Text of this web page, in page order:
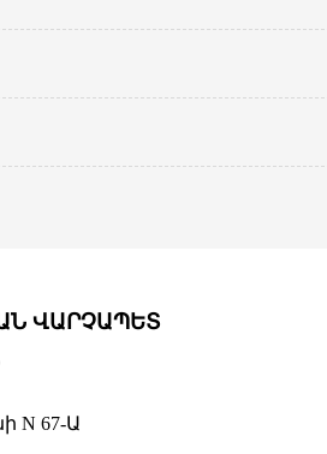
ՎԱՐՉԱՊԵՏ
N 67-Ա